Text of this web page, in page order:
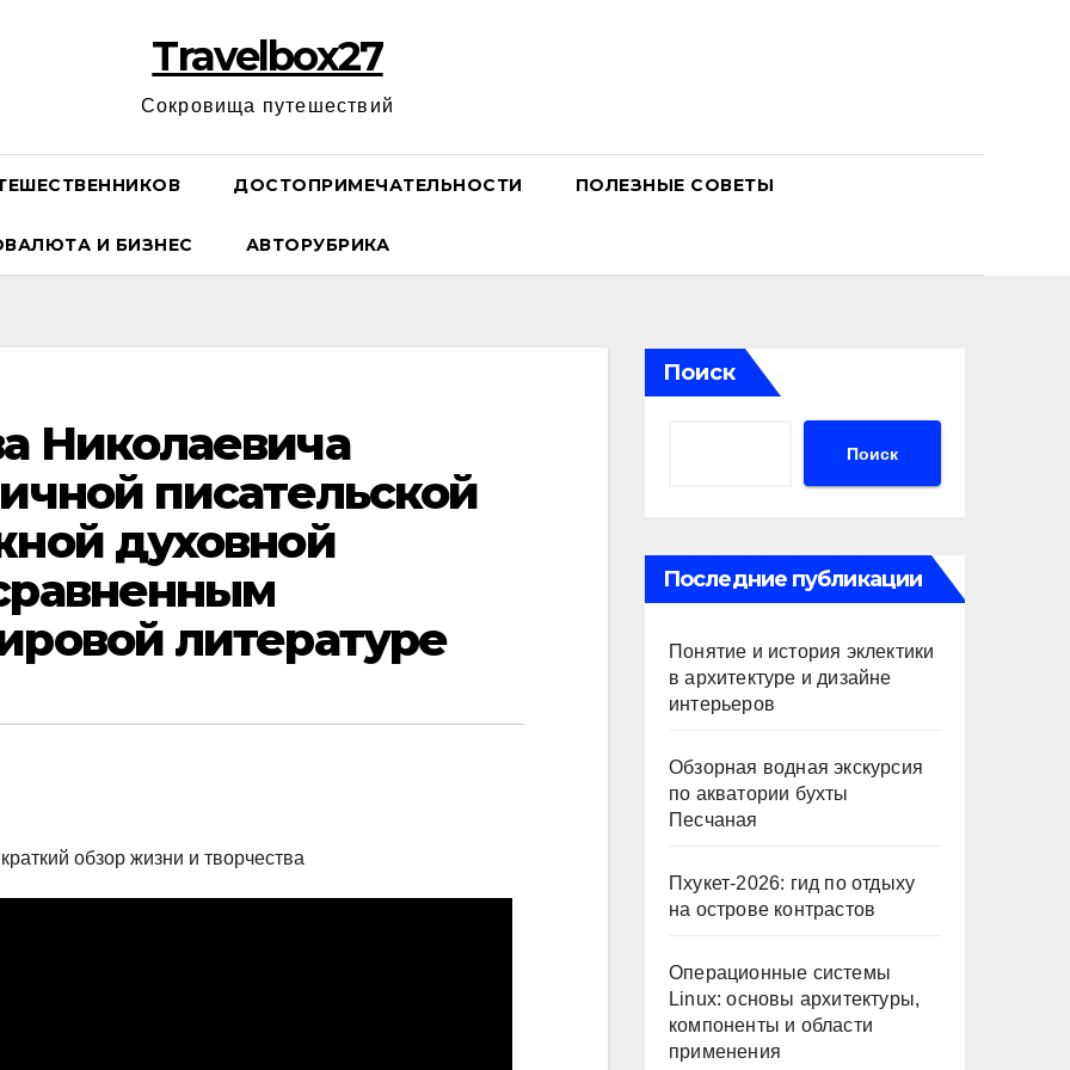
Travelbox27
Сокровища путешествий
ДОСТОПРИМЕЧАТЕЛЬНОСТИ ПОЛЕЗНЫЕ СОВЕТЫ
И БИЗНЕС АВТОРУБРИКА
Николаевича
писательской
духовной
литературе
Поиск
Поиск
Последние публикации
Понятие и история эклектики
в архитектуре и дизайне
интерьеров
Обзорная водная экскурсия
по акватории бухты
Песчаная
Пхукет-2026: гид по отдыху
на острове контрастов
Операционные системы
Linux: основы архитектуры,
компоненты и области
применения